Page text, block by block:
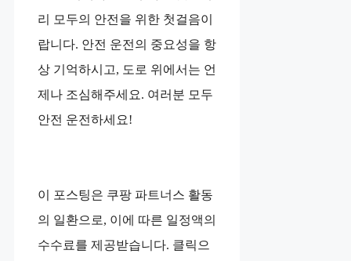
리 모두의 안전을 위한 첫걸음이
랍니다. 안전 운전의 중요성을 항
상 기억하시고, 도로 위에서는 언
제나 조심해주세요. 여러분 모두
안전 운전하세요!
이 포스팅은 쿠팡 파트너스 활동
의 일환으로, 이에 따른 일정액의
수수료를 제공받습니다. 클릭으